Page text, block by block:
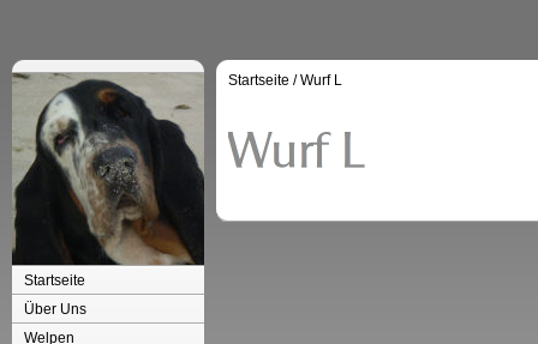
Startseite
Über Uns
Welpen
Startseite /Wurf L